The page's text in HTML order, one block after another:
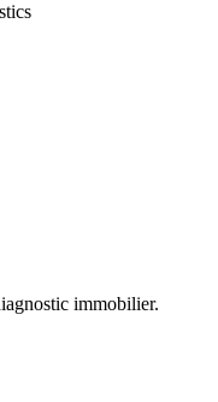
immobilier.